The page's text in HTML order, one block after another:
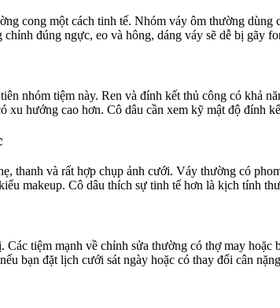
cong một cách tinh tế. Nhóm váy ôm thường
đúng ngực, eo và hông, dáng váy sẽ dễ bị gãy
nhóm tiệm này. Ren và đính kết thủ công có khả
hướng cao hơn. Cô dâu cần xem kỹ mật độ đính
thanh và rất hợp chụp ảnh cưới. Váy thường có
makeup. Cô dâu thích sự tinh tế hơn là kịch tính
tiệm mạnh về chỉnh sửa thường có thợ may
bạn đặt lịch cưới sát ngày hoặc có thay đổi cân